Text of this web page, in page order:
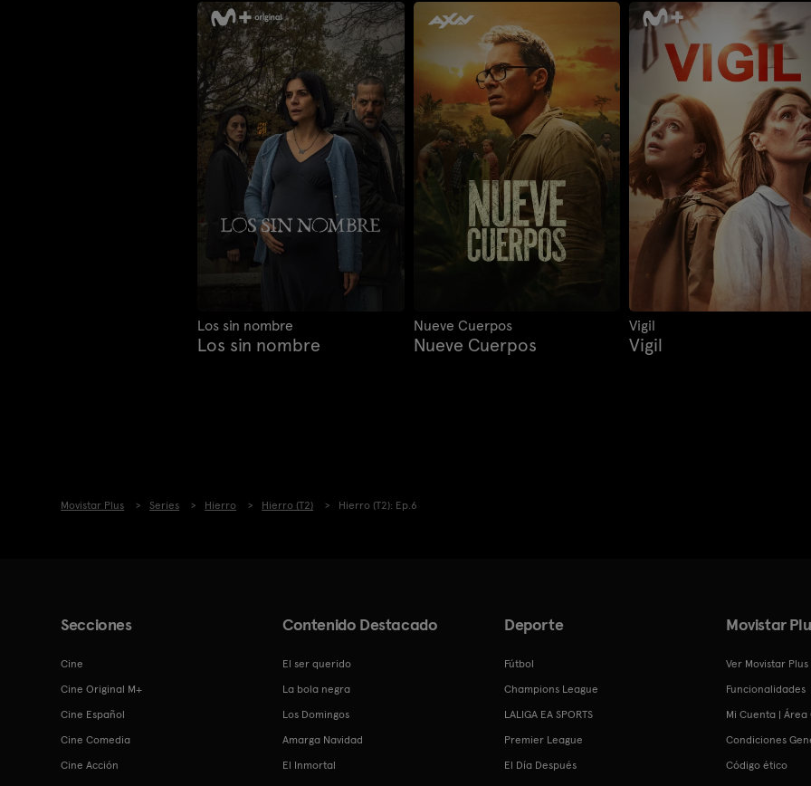
Los sin nombre
Los sin nombre
Nueve Cuerpos
Nueve Cuerpos
Vigil
Vigil
Movistar Plus Series Hierro Hierro (T2) Hierro (T2): Ep.6
Secciones
Cine
Cine Original M+
Cine Español
Cine Comedia
Cine Acción
Contenido Destacado
El ser querido
La bola negra
Los Domingos
Amarga Navidad
El Inmortal
Deporte
Fútbol
Champions League
LALIGA EA SPORTS
Premier League
El Día Después
Movistar
Ver Movistar Plus
Funcionalidades
Mi Cuenta | Área
Condiciones
Código ético